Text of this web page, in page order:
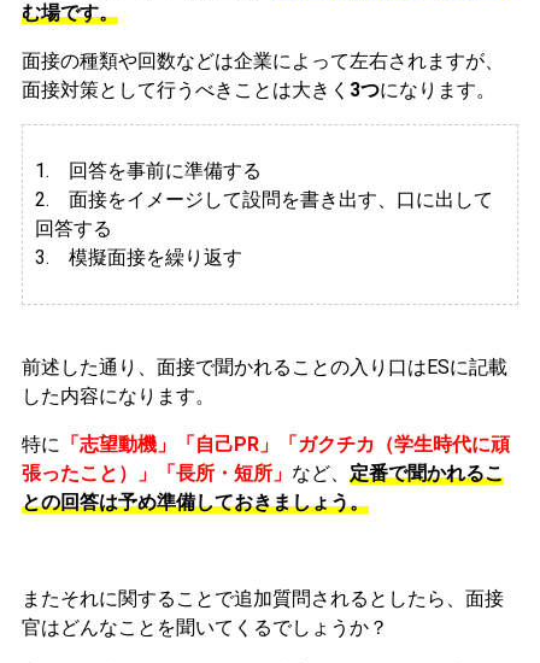
む場です。
面接の種類や回数などは企業によって左右されますが、
面接対策として行うべきことは大きく 3つになります。
1. 回答を事前に準備する
2. 面接をイメージして設問を書き出す、口に出して
回答する
3. 模擬面接を繰り返す
前述した通り、面接で聞かれることの入り口はESに記載
した内容になります。
特に 「志望動機」「自己PR」「ガクチカ（学生時代に頑
張ったこと）」「長所・短所」 など、 定番で聞かれるこ
との回答は予め準備しておきましょう。
またそれに関することで追加質問されるとしたら、面接
官はどんなことを聞いてくるでしょうか？